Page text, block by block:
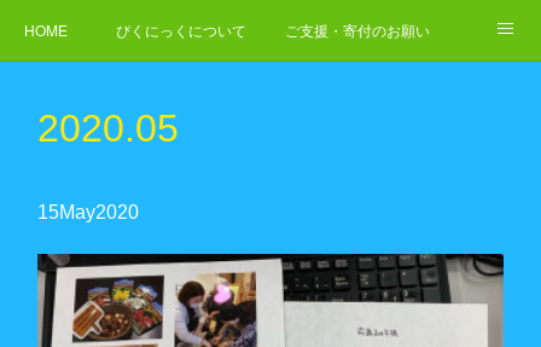
HOME ぴくにっくについて ご支援・寄付のお願い
2020.05
15May2020